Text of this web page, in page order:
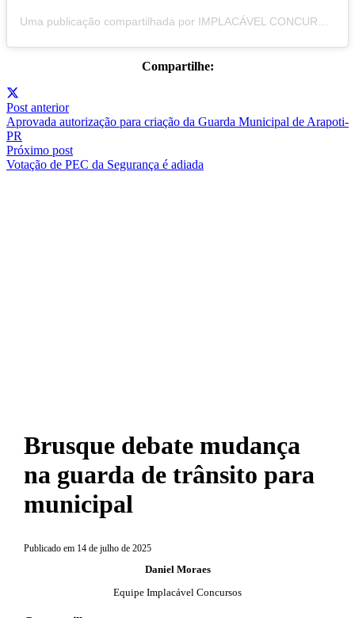
Compartilhe:
Post anterior
Aprovada autorização para criação da Guarda Municipal de Arapoti-
PR
Próximo post
Votação de PEC da Segurança é adiada
Brusque debate mudança
na guarda de trânsito para
municipal
Publicado em 14 de julho de 2025
Daniel Moraes
Equipe Implacável Concursos